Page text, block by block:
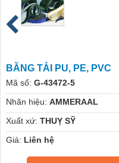
BĂNG TẢI PU, PE, PVC
Mã số: G-43472-5
Nhãn hiệu: AMMERAAL
Xuất xứ: THUỴ SỸ
Giá: Liên hệ